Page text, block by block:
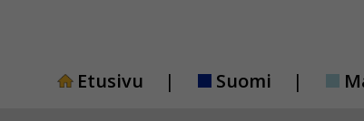
Etusivu
Suomi